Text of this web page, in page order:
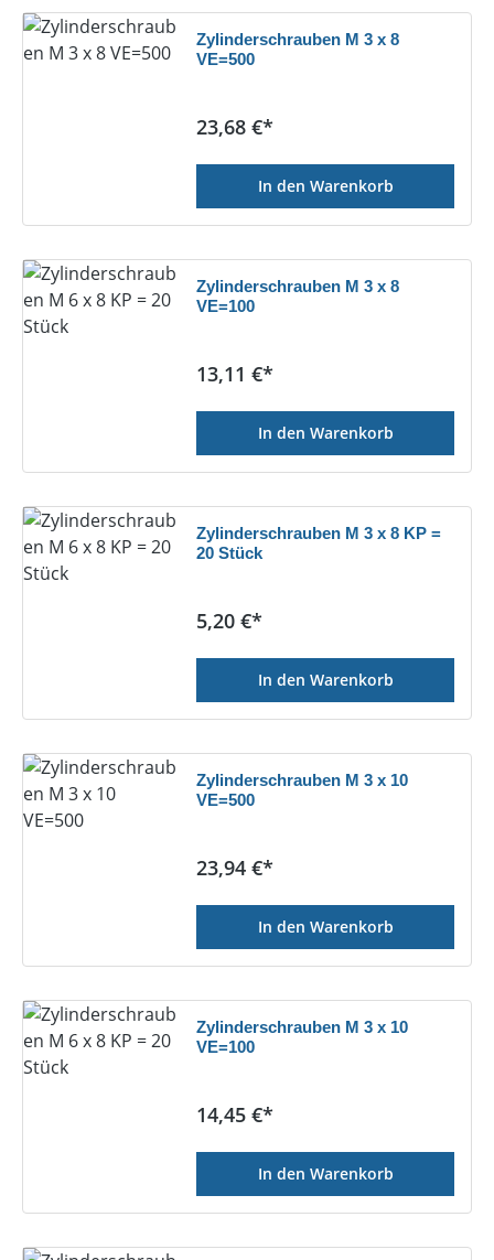
Zylinderschrauben M 3 x 8
VE=500
Regulärer Preis:
23,68 €*
In den Warenkorb
Zylinderschrauben M 3 x 8
VE=100
Regulärer Preis:
13,11 €*
In den Warenkorb
Zylinderschrauben M 3 x 8 KP =
20 Stück
Regulärer Preis:
5,20 €*
In den Warenkorb
Zylinderschrauben M 3 x 10
VE=500
Regulärer Preis:
23,94 €*
In den Warenkorb
Zylinderschrauben M 3 x 10
VE=100
Regulärer Preis:
14,45 €*
In den Warenkorb